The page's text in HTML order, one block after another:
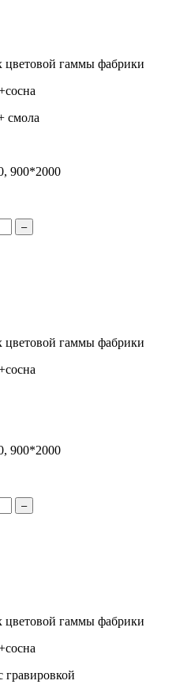
цветовой гаммы фабрики
смола
900*2000
–
цветовой гаммы фабрики
900*2000
–
цветовой гаммы фабрики
гравировкой